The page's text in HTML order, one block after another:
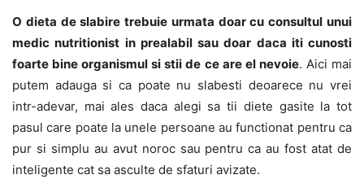
O dieta de slabire trebuie urmata doar cu consultul unui
medic nutritionist in prealabil sau doar daca iti cunosti
foarte bine organismul si stii de ce are el nevoie. Aici mai
putem adauga si ca poate nu slabesti deoarece nu vrei
intr-adevar, mai ales daca alegi sa tii diete gasite la tot
pasul care poate la unele persoane au functionat pentru ca
pur si simplu au avut noroc sau pentru ca au fost atat de
inteligente cat sa asculte de sfaturi avizate.